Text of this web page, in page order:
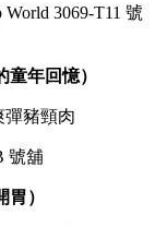
3069-T11 號
年回憶）
彈豬頸肉
號舖
）